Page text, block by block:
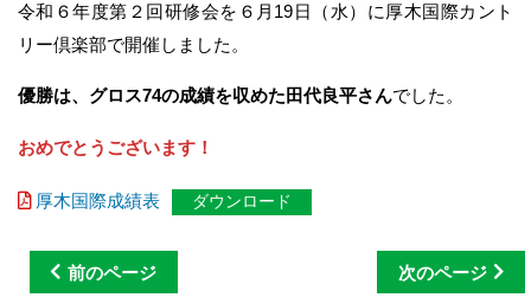
令和６年度第２回研修会を６月19日（水）に厚木国際カント
リー倶楽部で開催しました。
優勝は、グロス74の成績を収めた田代良平さんでした。
おめでとうございます！
厚木国際成績表 ダウンロード
前のページ 次のページ